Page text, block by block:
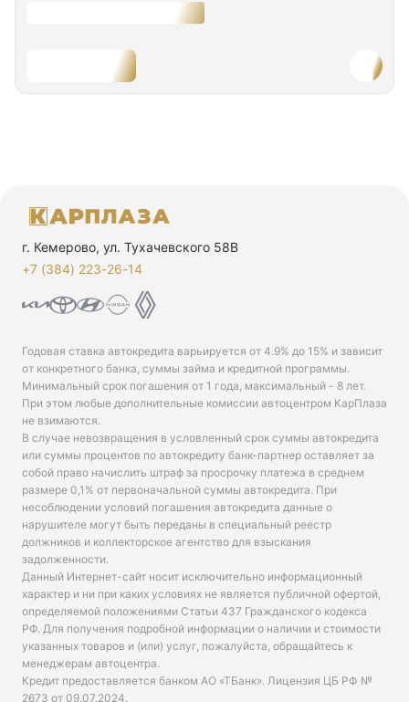
г. Кемерово, ул. Тухачевского 58В
+7 (384) 223-26-14‬
Годовая ставка автокредита варьируется от 4.9% до 15% и зависит
от конкретного банка, суммы займа и кредитной программы.
Минимальный срок погашения от 1 года, максимальный - 8 лет.
При этом любые дополнительные комиссии автоцентром КарПлаза
не взимаются.
В случае невозвращения в условленный срок суммы автокредита
или суммы процентов по автокредиту банк-партнер оставляет за
собой право начислить штраф за просрочку платежа в среднем
размере 0,1% от первоначальной суммы автокредита. При
несоблюдении условий погашения автокредита данные о
нарушителе могут быть переданы в специальный реестр
должников и коллекторское агентство для взыскания
задолженности.
Данный Интернет-сайт носит исключительно информационный
характер и ни при каких условиях не является публичной офертой,
определяемой положениями Статьи 437 Гражданского кодекса
РФ. Для получения подробной информации о наличии и стоимости
указанных товаров и (или) услуг, пожалуйста, обращайтесь к
менеджерам автоцентра.
Кредит предоставляется банком АО «ТБанк». Лицензия ЦБ РФ №
2673 от 09.07.2024.